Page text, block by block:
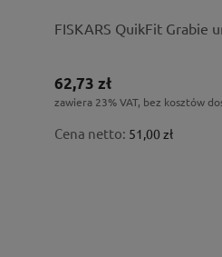
FISKARS QuikFit Grabie
62,73 zł
zawiera 23% VAT, bez kosztów
Cena netto: 51,00 zł